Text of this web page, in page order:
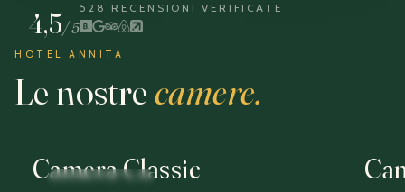
4,5/ 5
528 RECENSIONI VERIFICATE
HOTEL ANNITA
Le nostrecamere.
HOTEL ANNITA
Camera Classic